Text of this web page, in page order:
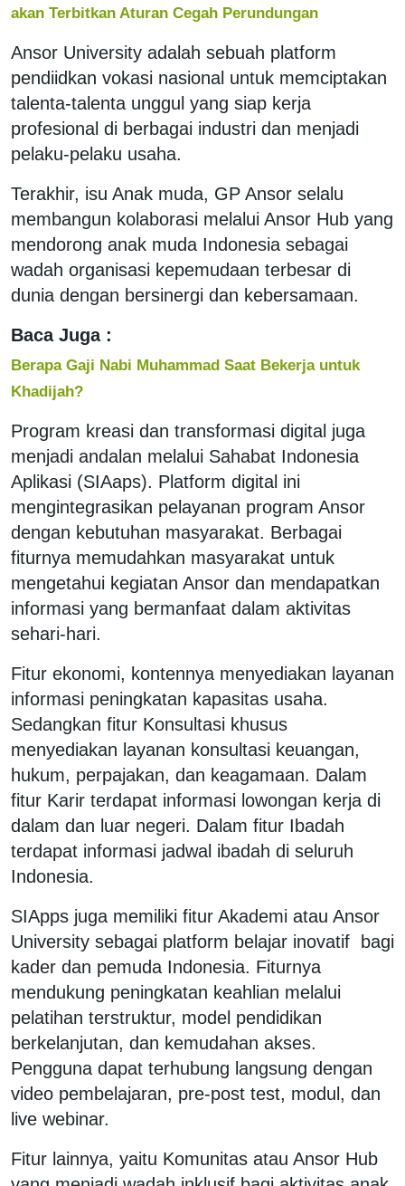
akan Terbitkan Aturan Cegah Perundungan
Ansor University adalah sebuah platform
pendiidkan vokasi nasional untuk memciptakan
talenta-talenta unggul yang siap kerja
profesional di berbagai industri dan menjadi
pelaku-pelaku usaha.
Terakhir, isu Anak muda, GP Ansor selalu
membangun kolaborasi melalui Ansor Hub yang
mendorong anak muda Indonesia sebagai
wadah organisasi kepemudaan terbesar di
dunia dengan bersinergi dan kebersamaan.
Baca Juga :
Berapa Gaji Nabi Muhammad Saat Bekerja untuk
Khadijah?
Program kreasi dan transformasi digital juga
menjadi andalan melalui Sahabat Indonesia
Aplikasi (SIAaps). Platform digital ini
mengintegrasikan pelayanan program Ansor
dengan kebutuhan masyarakat. Berbagai
fiturnya memudahkan masyarakat untuk
mengetahui kegiatan Ansor dan mendapatkan
informasi yang bermanfaat dalam aktivitas
sehari-hari.
Fitur ekonomi, kontennya menyediakan layanan
informasi peningkatan kapasitas usaha.
Sedangkan fitur Konsultasi khusus
menyediakan layanan konsultasi keuangan,
hukum, perpajakan, dan keagamaan. Dalam
fitur Karir terdapat informasi lowongan kerja di
dalam dan luar negeri. Dalam fitur Ibadah
terdapat informasi jadwal ibadah di seluruh
Indonesia.
SIApps juga memiliki fitur Akademi atau Ansor
University sebagai platform belajar inovatif bagi
kader dan pemuda Indonesia. Fiturnya
mendukung peningkatan keahlian melalui
pelatihan terstruktur, model pendidikan
berkelanjutan, dan kemudahan akses.
Pengguna dapat terhubung langsung dengan
video pembelajaran, pre-post test, modul, dan
live webinar.
Fitur lainnya, yaitu Komunitas atau Ansor Hub